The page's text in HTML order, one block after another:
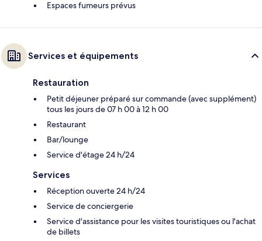
Espaces fumeurs prévus
Services et équipements
Restauration
Petit déjeuner préparé sur commande (avec supplément)
tous les jours de 07 h 00 à 12 h 00
Restaurant
Bar/lounge
Service d'étage 24 h/24
Services
Réception ouverte 24 h/24
Service de conciergerie
Service d'assistance pour les visites touristiques ou l'achat
de billets